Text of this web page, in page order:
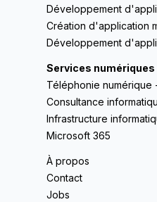
Développement
Création d'application
Développement
Services numériques
Téléphonie numérique
Consultance
Infrastructure
Microsoft 365
À propos
Contact
Jobs